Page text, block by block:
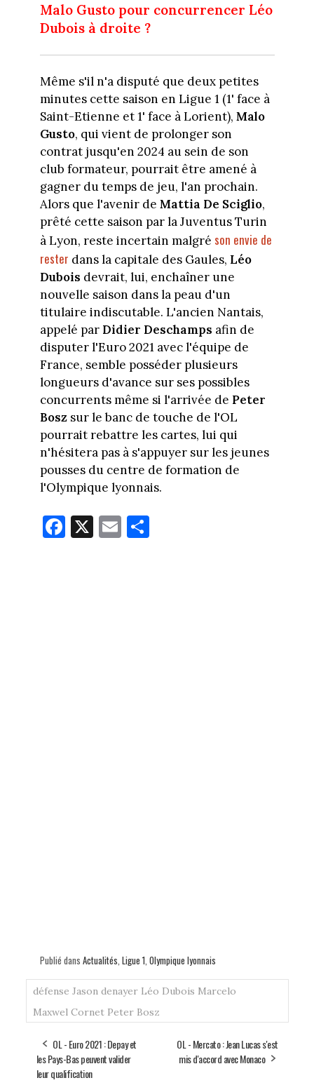
Malo Gusto pour concurrencer Léo
Dubois à droite ?
Même s'il n'a disputé que deux petites
minutes cette saison en Ligue 1 (1' face à
Saint-Etienne et 1' face à Lorient), Malo
Gusto, qui vient de prolonger son
contrat jusqu'en 2024 au sein de son
club formateur, pourrait être amené à
gagner du temps de jeu, l'an prochain.
Alors que l'avenir de Mattia De Sciglio,
prêté cette saison par la Juventus Turin
à Lyon, reste incertain malgré son envie de
rester dans la capitale des Gaules, Léo
Dubois devrait, lui, enchaîner une
nouvelle saison dans la peau d'un
titulaire indiscutable. L'ancien Nantais,
appelé par Didier Deschamps afin de
disputer l'Euro 2021 avec l'équipe de
France, semble posséder plusieurs
longueurs d'avance sur ses possibles
concurrents même si l'arrivée de Peter
Boszsur le banc de touche de l'OL
pourrait rebattre les cartes, lui qui
n'hésitera pas à s'appuyer sur les jeunes
pousses du centre de formation de
l'Olympique lyonnais.
Fa
ce
X E
m
Pa
rt
Publié dans Actualités Ligue 1 Olympique lyonnais
défense Jason denayer Léo Dubois Marcelo
Maxwel Cornet Peter Bosz
OL - Euro 2021 : Depay et
les Pays-Bas peuvent valider
leur qualification
OL - Mercato : Jean Lucas s'est
mis d'accord avec Monaco